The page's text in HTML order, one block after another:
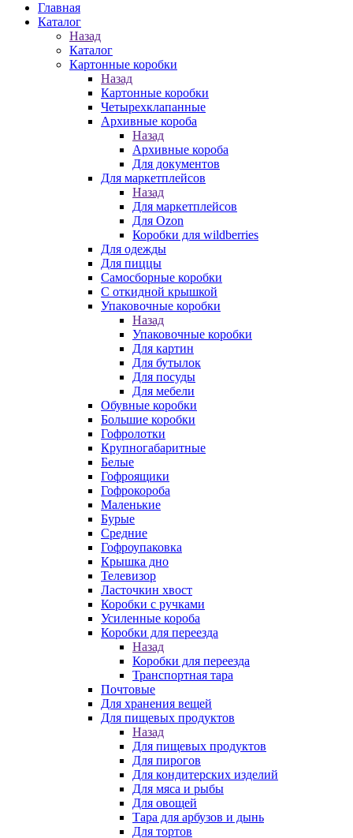
Главная
Каталог
Назад
Каталог
Картонные коробки
Назад
Картонные коробки
Четырехклапанные
Архивные короба
Назад
Архивные короба
Для документов
Для маркетплейсов
Назад
Для маркетплейсов
Для Ozon
Коробки для wildberries
Для одежды
Для пиццы
Самосборные коробки
С откидной крышкой
Упаковочные коробки
Назад
Упаковочные коробки
Для картин
Для бутылок
Для посуды
Для мебели
Обувные коробки
Большие коробки
Гофролотки
Крупногабаритные
Белые
Гофроящики
Гофрокороба
Маленькие
Бурые
Средние
Гофроупаковка
Крышка дно
Телевизор
Ласточкин хвост
Коробки с ручками
Усиленные короба
Коробки для переезда
Назад
Коробки для переезда
Транспортная тара
Почтовые
Для хранения вещей
Для пищевых продуктов
Назад
Для пищевых продуктов
Для пирогов
Для кондитерских изделий
Для мяса и рыбы
Для овощей
Тара для арбузов и дынь
Для тортов